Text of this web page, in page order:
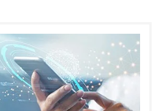
Dr. Steffen
Burrer
Dr. Arnold
Büssemaker,